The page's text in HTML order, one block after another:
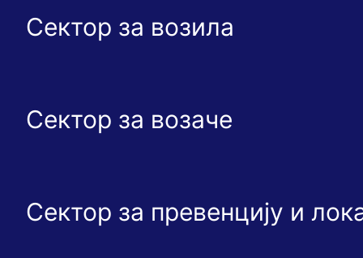
Сектор за возила
Сектор за возаче
Сектор за превенцију и